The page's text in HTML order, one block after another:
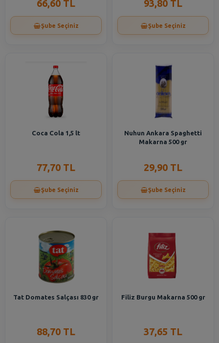
66,60 TL
Şube Seçiniz
93,80 TL
Şube Seçiniz
Coca Cola 1,5 lt
77,70 TL
Şube Seçiniz
Nuhun Ankara Spaghetti
Makarna 500 gr
29,90 TL
Şube Seçiniz
Tat Domates Salçası 830 gr
88,70 TL
Filiz Burgu Makarna 500 gr
37,65 TL